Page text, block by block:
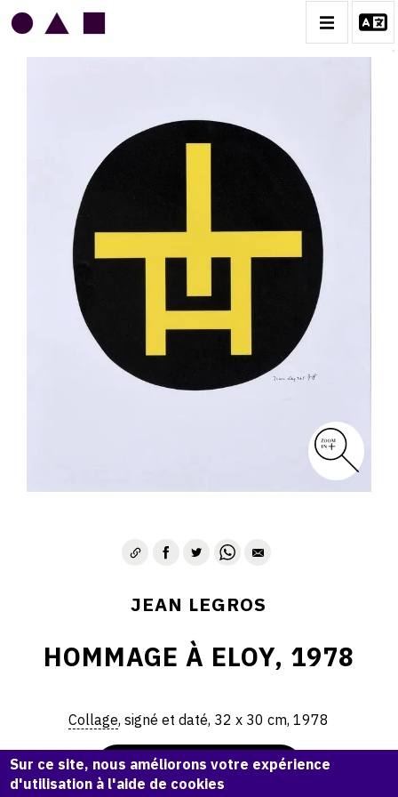
JEAN LEGROS
CATALOGUE DES OEUVRES
GRUES DE BEAUBOURG
OEUVRES ANCIENNES
RONDS MUSICAUX
JEAN LEGROS
HOMMAGE À ELOY, 1978
Collage, signé et daté, 32 x 30 cm, 1978
Demande d'information
Sur ce site, nous améliorons votre expérience
d'utilisation à l'aide de cookies